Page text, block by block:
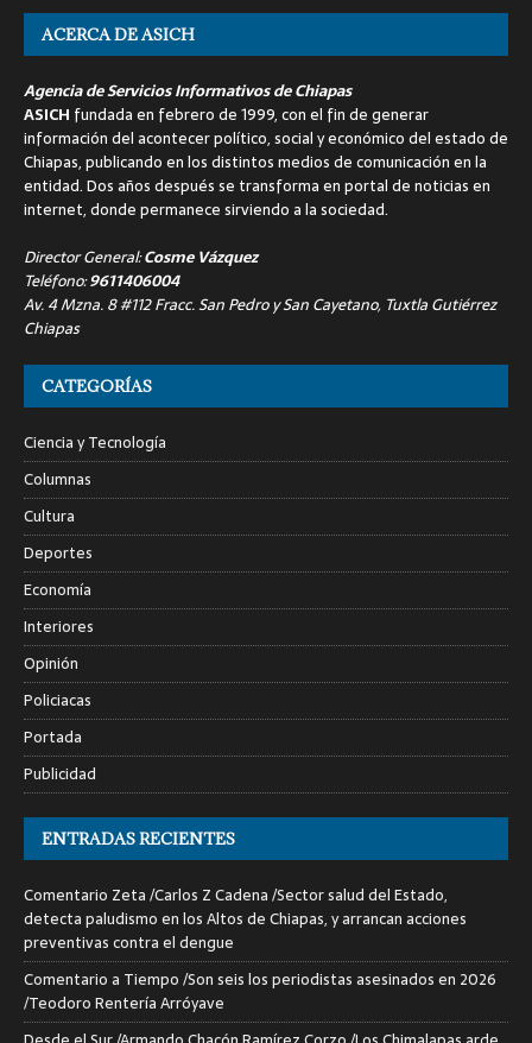
ACERCA DE ASICH
Agencia de Servicios Informativos de Chiapas
ASICH fundada en febrero de 1999, con el fin de generar
información del acontecer político, social y económico del estado de
Chiapas, publicando en los distintos medios de comunicación en la
entidad. Dos años después se transforma en portal de noticias en
internet, donde permanece sirviendo a la sociedad.
Director General:Cosme Vázquez
Teléfono:9611406004
Av. 4 Mzna. 8 #112 Fracc. San Pedro y San Cayetano, Tuxtla Gutiérrez
Chiapas
CATEGORÍAS
Ciencia y Tecnología
Columnas
Cultura
Deportes
Economía
Interiores
Opinión
Policiacas
Portada
Publicidad
ENTRADAS RECIENTES
Comentario Zeta /Carlos Z Cadena /Sector salud del Estado,
detecta paludismo en los Altos de Chiapas, y arrancan acciones
preventivas contra el dengue
Comentario a Tiempo /Son seis los periodistas asesinados en 2026
/Teodoro Rentería Arróyave